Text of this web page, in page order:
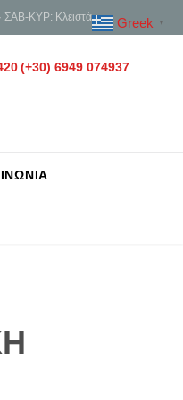
ΚΥΡ: Κλειστά
(+30) 6949 074937
Greek ▼